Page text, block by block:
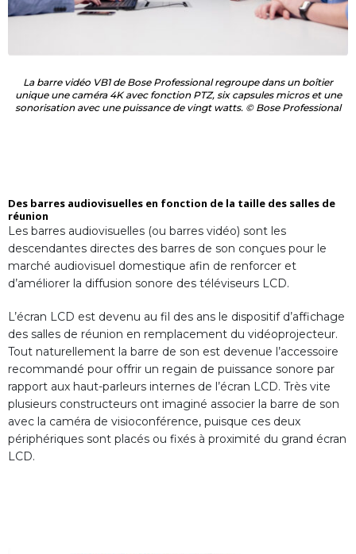
La barre vidéo VB1 de Bose Professional regroupe dans un boîtier
unique une caméra 4K avec fonction PTZ, six capsules micros et une
sonorisation avec une puissance de vingt watts. © Bose Professional
Des barres audiovisuelles en fonction de la taille des salles de
réunion
Les barres audiovisuelles (ou barres vidéo) sont les
descendantes directes des barres de son conçues pour le
marché audiovisuel domestique afin de renforcer et
d’améliorer la diffusion sonore des téléviseurs LCD.
L’écran LCD est devenu au fil des ans le dispositif d’affichage
des salles de réunion en remplacement du vidéoprojecteur.
Tout naturellement la barre de son est devenue l’accessoire
recommandé pour offrir un regain de puissance sonore par
rapport aux haut-parleurs internes de l’écran LCD. Très vite
plusieurs constructeurs ont imaginé associer la barre de son
avec la caméra de visioconférence, puisque ces deux
périphériques sont placés ou fixés à proximité du grand écran
LCD.